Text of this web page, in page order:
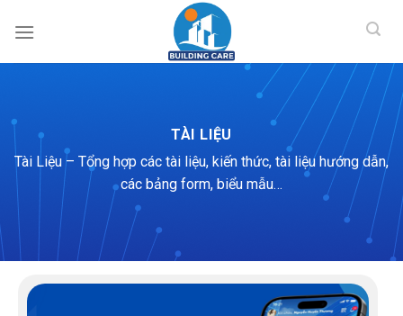
BUILDING
TÀI LIỆU
Tài Liệu – Tổng hợp các tài liệu, kiến thức, tài liệu hướng dẫn,
các bảng form, biểu mẫu…